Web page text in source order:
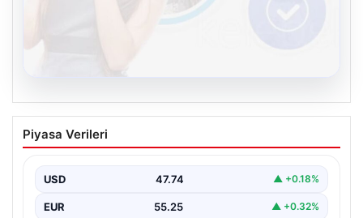
Kelebek sohbet platformu İle Çevrim içi
İletişimin Seviyeli Adresi Ve Muhabbet
İnternet dünyasında kullanıcıların güvenli bir tarzda
birçok…
Piyasa Verileri
USD 47.74 ▲ +0.18%
EUR 55.25 ▲ +0.32%